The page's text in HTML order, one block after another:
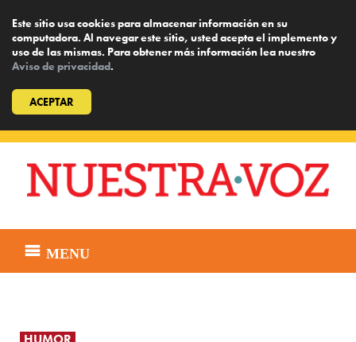
Este sitio usa cookies para almacenar información en su
computadora. Al navegar este sitio, usted acepta el implemento y
uso de las mismas. Para obtener más información lea nuestro
Aviso de privacidad.
ACEPTAR
content
MENU